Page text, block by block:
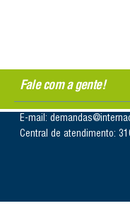
Fale com a gente!
E-mail:
Central de atendimento: